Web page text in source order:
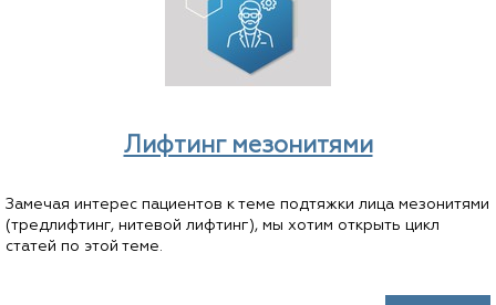
Лифтинг мезонитями
Замечая интерес пациентов к теме подтяжки лица мезонитями
(тредлифтинг, нитевой лифтинг), мы хотим открыть цикл
статей по этой теме.